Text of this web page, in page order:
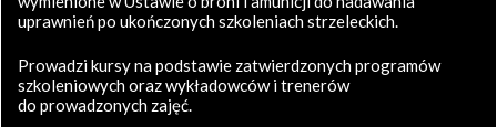
uprawnień po ukończonych szkoleniach strzeleckich.
Prowadzi kursy na podstawie zatwierdzonych programów
szkoleniowych oraz wykładowców i trenerów
do prowadzonych zajęć.